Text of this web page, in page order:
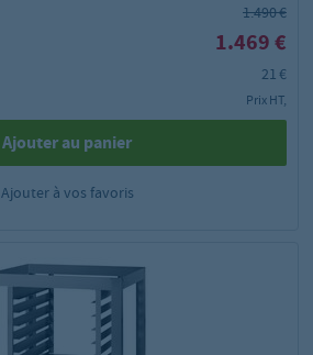
1.490 €
1.469 €
21 €
Prix HT,
Ajouter au panier
Ajouter à vos favoris